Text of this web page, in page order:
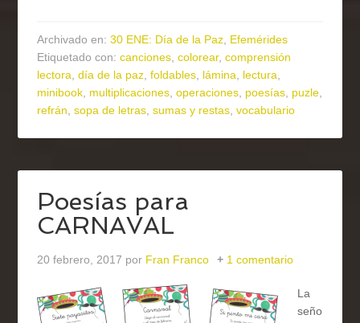
Archivado en:30 ENE: Día de la Paz, Efemérides
Etiquetado con:canciones,colorear,comprensión
lectora,día de la paz,foldables, lámina, lectura,
minibook, multiplicaciones,operaciones, poesías, puzle,
refrán,sopa de letras,sumas y restas,vocabulario
Poesías para
CARNAVAL
20 febrero, 2017 por Fran Franco 1 comentario
La
seño